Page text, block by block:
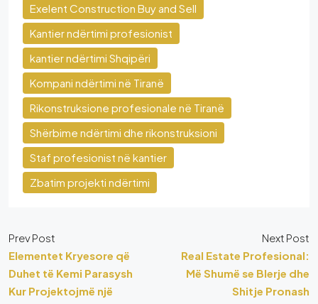
Exelent Construction Buy and Sell
Kantier ndërtimi profesionist
kantier ndërtimi Shqipëri
Kompani ndërtimi në Tiranë
Rikonstruksione profesionale në Tiranë
Shërbime ndërtimi dhe rikonstruksioni
Staf profesionist në kantier
Zbatim projekti ndërtimi
Prev Post
Elementet Kryesore që
Duhet të Kemi Parasysh
Kur Projektojmë një
Next Post
Real Estate Profesional:
Më Shumë se Blerje dhe
Shitje Pronash